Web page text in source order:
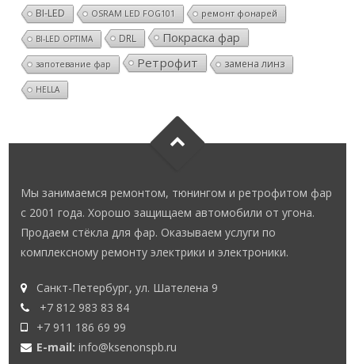
BI-LED OSRAM LED FOG101 ремонт фонарей
BI-LED OPTIMA DRL Покраска фар
запотевание фар Ретрофит замена линз
HELLA
Мы занимаемся ремонтом, тюнингом и ретрофитом фар
с 2001 года. Хорошо защищаем автомобили от угона.
Продаем стёкла для фар. Оказываем услуги по
комплексному ремонту электрики и электроники.
Санкт-Петербург, ул. Шателена 9
+7 812 983 83 84
+7 911 186 69 99
E-mail:info@ksenonspb.ru